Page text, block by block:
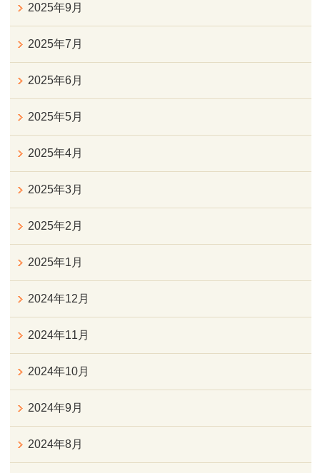
2025年9月
2025年7月
2025年6月
2025年5月
2025年4月
2025年3月
2025年2月
2025年1月
2024年12月
2024年11月
2024年10月
2024年9月
2024年8月